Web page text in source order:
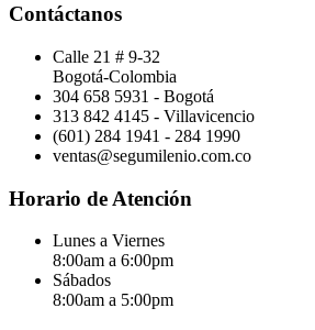
Contáctanos
Calle 21 # 9-32
Bogotá-Colombia
304 658 5931 - Bogotá
313 842 4145 - Villavicencio
(601) 284 1941 - 284 1990
ventas@segumilenio.com.co
Horario de Atención
Lunes a Viernes
8:00am a 6:00pm
Sábados
8:00am a 5:00pm